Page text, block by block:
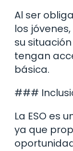
Al ser
los
su
tengan
básica.
###
La ESO es
ya que